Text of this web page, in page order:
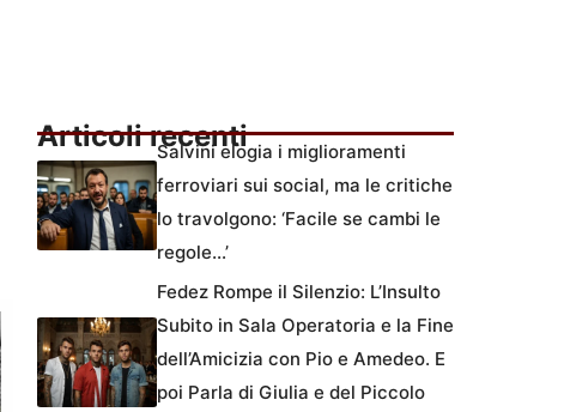
Articoli recentiSalvini elogia i miglioramenti
ferroviari sui social, ma le critiche
lo travolgono: ‘Facile se cambi le
regole…’
Fedez Rompe il Silenzio: L’Insulto
Subito in Sala Operatoria e la Fine
dell’Amicizia con Pio e Amedeo. E
poi Parla di Giulia e del Piccolo